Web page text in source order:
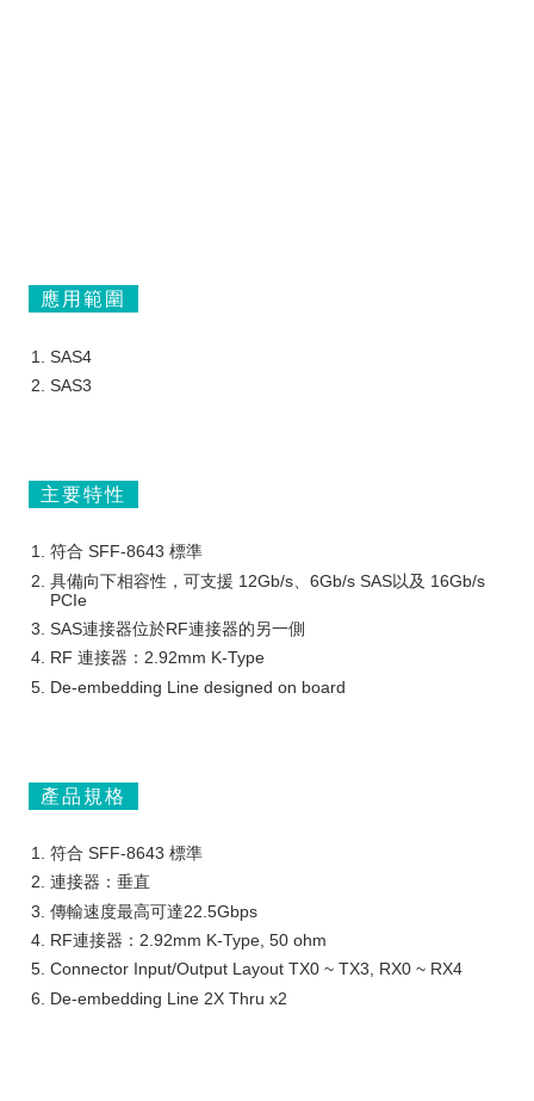
應用範圍
SAS4
SAS3
主要特性
符合 SFF-8643 標準
具備向下相容性，可支援 12Gb/s、6Gb/s SAS以及 16Gb/s
PCIe
SAS連接器位於RF連接器的另一側
RF 連接器：2.92mm K-Type
De-embedding Line designed on board
產品規格
符合 SFF-8643 標準
連接器：垂直
傳輸速度最高可達22.5Gbps
RF連接器：2.92mm K-Type, 50 ohm
Connector Input/Output Layout TX0 ~ TX3, RX0 ~ RX4
De-embedding Line 2X Thru x2